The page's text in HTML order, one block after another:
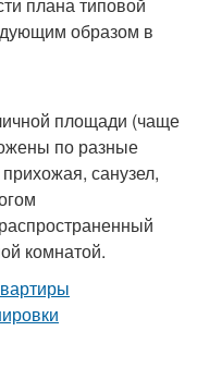
образом в
площади (чаще
по разные
санузел,
комнатой.